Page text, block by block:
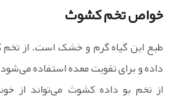
خواص تخم کشوث
طبع این گیاه گرم و خشک است. از
داده و برای تقویت معده استفاده
از تخم بو داده کشوث می‌تواند از